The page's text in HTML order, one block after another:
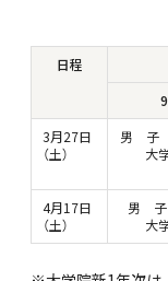
日程
3月27日
（土）
男 子
大
4月17日
（土）
男 子
大